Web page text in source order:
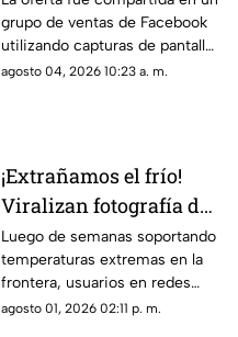
desata diversas
opiniones en Ciudad
Juárez
grupo de ventas de Facebook
utilizando capturas de pantalla
tomadas del canal Unique
agosto 04, 2026 10:23 a. m.
¡Extrañamos el frío!
Viralizan fotografía del
Cerro de la Biblia con
nieve tras días con más
de 40 grados en Juárez
Luego de semanas soportando
temperaturas extremas en la
frontera, usuarios en redes
sociales añoran las nevadas de
agosto 01, 2026 02:11 p. m.